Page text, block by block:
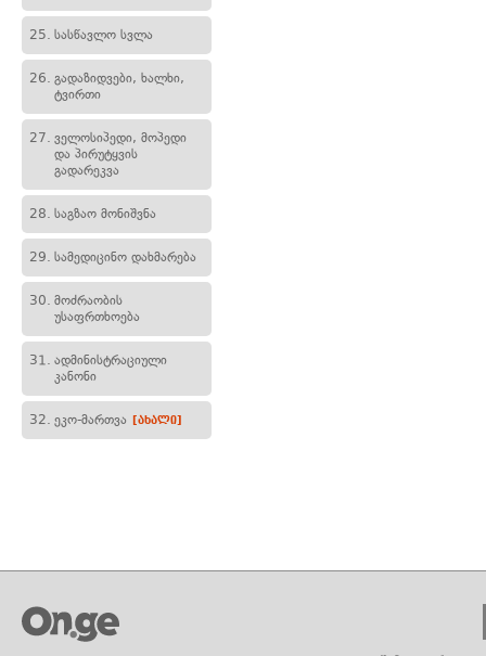
25. სასწავლო სვლა
26. გადაზიდვები, ხალხი,
ტვირთი
27. ველოსიპედი, მოპედი
და პირუტყვის
გადარეკვა
28. საგზაო მონიშვნა
29. სამედიცინო დახმარება
30. მოძრაობის
უსაფრთხოება
31. ადმინისტრაციული
კანონი
32. ეკო-მართვა [ახალი]